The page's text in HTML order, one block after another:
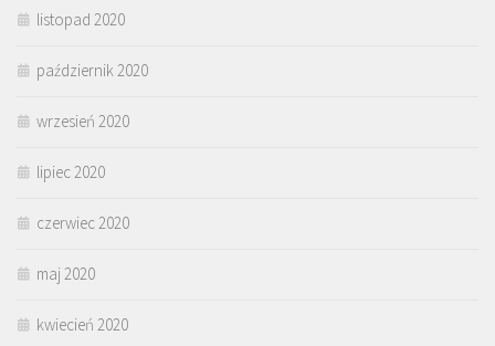
listopad 2020
październik 2020
wrzesień 2020
lipiec 2020
czerwiec 2020
maj 2020
kwiecień 2020